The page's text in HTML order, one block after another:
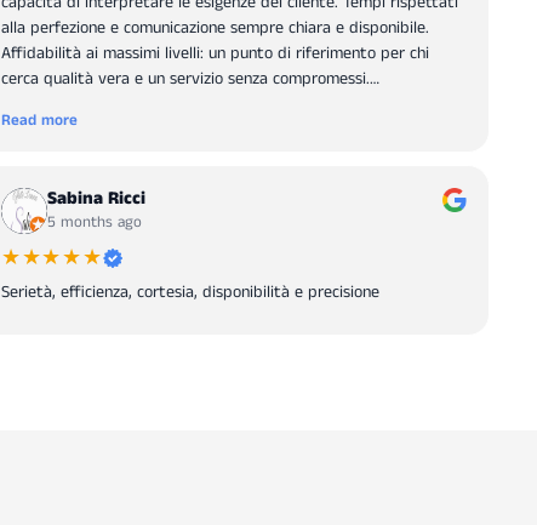
alla perfezione e comunicazione sempre chiara e disponibile.
Affidabilità ai massimi livelli: un punto di riferimento per chi
cerca qualità vera e un servizio senza compromessi.
Read more
Sabina Ricci
5 months ago
★★★★★
Serietà, efficienza, cortesia, disponibilità e precisione